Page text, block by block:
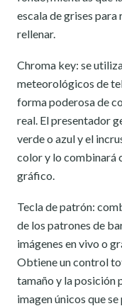
escala de grises para
rellenar.
Chroma key: se
meteorológicos de
forma poderosa de
real. El presentador
verde o azul y el
color y lo combinará
gráfico.
Tecla de patrón:
de los patrones de
imágenes en vivo o
Obtiene un control
tamaño y la posición
imagen únicos que